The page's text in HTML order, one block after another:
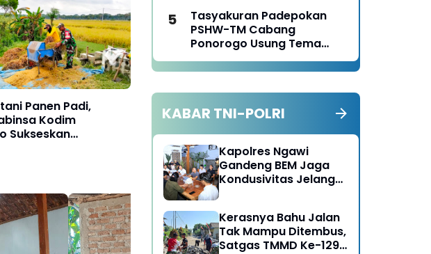
Panen Padi,
Kodim
Sukseskan
Tangan Bantu Warga
Panen Jagung
Tasyakuran Padepokan
PSHW-TM Cabang
Ponorogo Usung Tema
Bersatu dalam
Persaudaraan, Berkarya
Tanggungjawab
KABAR TNI-POLRI
Kapolres Ngawi
Gandeng BEM Jaga
Kondusivitas Jelang
Kerasnya Bahu Jalan
Tak Mampu Ditembus,
Satgas TMMD Ke-129